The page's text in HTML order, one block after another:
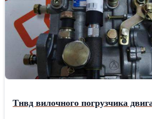
Тнвд вилочного погрузчика